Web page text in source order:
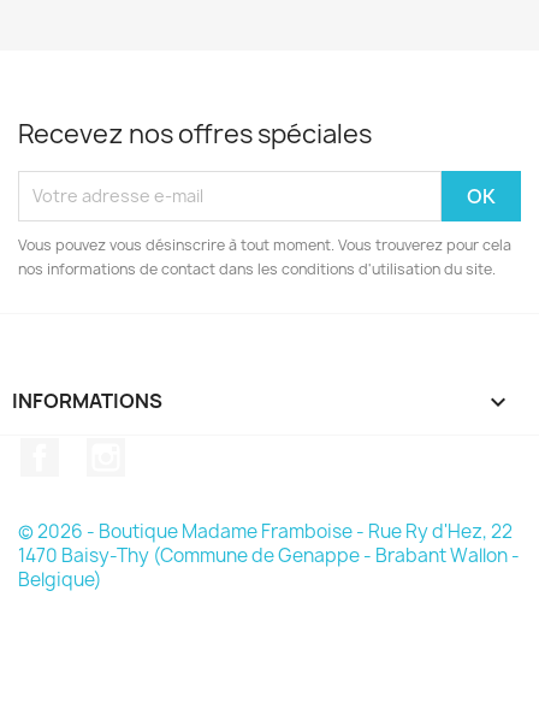
Recevez nos offres spéciales
Vous pouvez vous désinscrire à tout moment. Vous trouverez pour cela
nos informations de contact dans les conditions d'utilisation du site.
INFORMATIONS 
© 2026 - Boutique Madame Framboise - Rue Ry d'Hez, 22
1470 Baisy-Thy (Commune de Genappe - Brabant Wallon -
Belgique)